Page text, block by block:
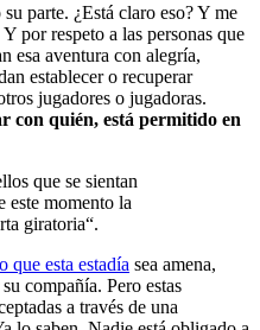
parte. ¿Está claro eso? Y me
por respeto a las personas que
esa aventura con alegría,
establecer o recuperar
jugadores o jugadoras.
con quién, está permitido en
que se sientan
este momento la
giratoria“.
que esta estadía sea amena,
compañía. Pero estas
a través de una